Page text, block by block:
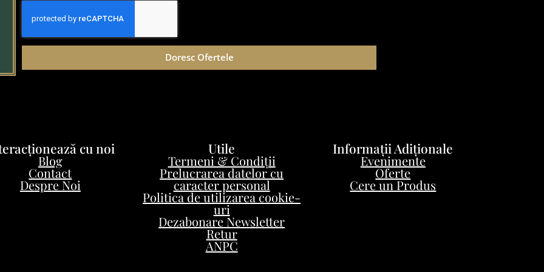
Doresc Ofertele
cu noi
Blog
Contact
Despre Noi
Utile
Termeni & Condiții
Prelucrarea datelor cu
caracter personal
Politica de utilizarea cookie-
uri
Dezabonare Newsletter
Retur
ANPC
Informații Adiționale
Evenimente
Oferte
Cere un Produs